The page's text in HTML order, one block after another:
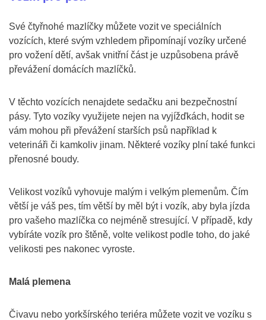
Své čtyřnohé mazlíčky můžete vozit ve speciálních
vozících, které svým vzhledem připomínají vozíky určené
pro vožení dětí, avšak vnitřní část je uzpůsobena právě
převážení domácích mazlíčků.
V těchto vozících nenajdete sedačku ani bezpečnostní
pásy. Tyto vozíky využijete nejen na vyjížďkách, hodit se
vám mohou při převážení starších psů například k
veterináři či kamkoliv jinam. Některé vozíky plní také funkci
přenosné boudy.
Velikost vozíků vyhovuje malým i velkým plemenům. Čím
větší je váš pes, tím větší by měl být i vozík, aby byla jízda
pro vašeho mazlíčka co nejméně stresující. V případě, kdy
vybíráte vozík pro štěně, volte velikost podle toho, do jaké
velikosti pes nakonec vyroste.
Malá plemena
Čivavu nebo yorkšírského teriéra můžete vozit ve vozíku s